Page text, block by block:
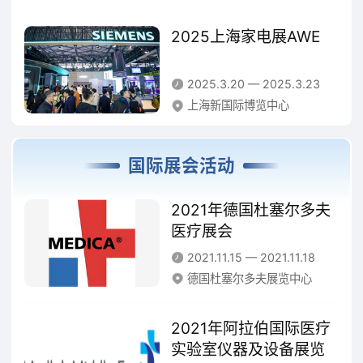
（七）城市更新和建筑安全
集中展示城市更新中老房子改造成好房子、人居环
境改善、新型城市基础设施建设、老旧小区改造、
创新和实践应用案例，以及CIM、GIS技术在城市
（八）宜居农房建设和乡村振兴
集中展示宜居农房和美丽村镇建设、城乡融合发展
展成就以及国家乡村振兴战略实施给乡村发展带来
的新机遇、新变化。
2025上海家电展AWE
2025.3.20 — 2025.3.23
上海新国际博览中心
国际展会活动
2021年德国杜塞尔多夫
医疗展会
2021.11.15 — 2021.11.18
德国杜塞尔多夫展览中心
2021年阿拉伯国际医疗
实验室仪器及设备展览